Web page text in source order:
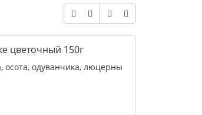
цветочный 150г
осота, одуванчика, люцерны